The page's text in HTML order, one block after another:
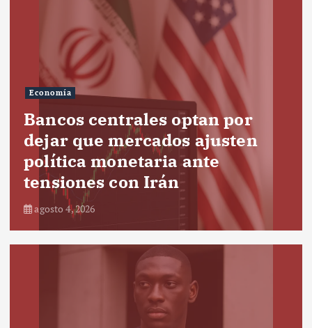
Economía
Bancos centrales optan por
dejar que mercados ajusten
política monetaria ante
tensiones con Irán
agosto 4, 2026